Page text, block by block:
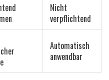
Nicht
verpflichtend
Automatisch
anwendbar